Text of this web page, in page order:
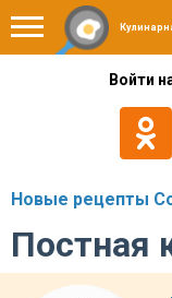
Войти
Новые рецепты
Постная